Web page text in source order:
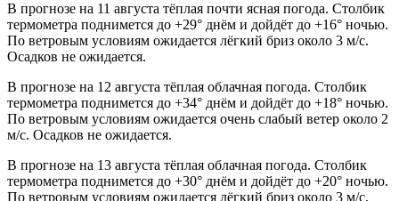
В прогнозе на 11 августа тёплая почти ясная погода. Столбик
термометра поднимется до +29° днём и дойдёт до +16° ночью.
По ветровым условиям ожидается лёгкий бриз около 3 м/с.
Осадков не ожидается.
В прогнозе на 12 августа тёплая облачная погода. Столбик
термометра поднимется до +34° днём и дойдёт до +18° ночью.
По ветровым условиям ожидается очень слабый ветер около 2
м/с. Осадков не ожидается.
В прогнозе на 13 августа тёплая облачная погода. Столбик
термометра поднимется до +30° днём и дойдёт до +20° ночью.
По ветровым условиям ожидается лёгкий бриз около 3 м/с.